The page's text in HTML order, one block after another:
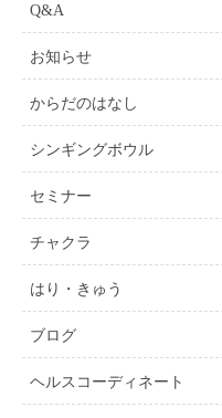
Q&A
お知らせ
からだのはなし
シンギングボウル
セミナー
チャクラ
はり・きゅう
ブログ
ヘルスコーディネート